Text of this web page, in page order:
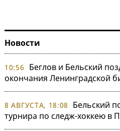
Новости
10:56
Беглов и Бельский
окончания Ленинградской
8 АВГУСТА, 18:08
Бельский
турнира по следж-хоккею в